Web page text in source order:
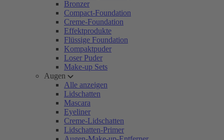
Bronzer
Compact-Foundation
Creme-Foundation
Effektprodukte
Flüssige Foundation
Kompaktpuder
Loser Puder
Make-up Sets
Augen
Alle anzeigen
Lidschatten
Mascara
Eyeliner
Creme-Lidschatten
Lidschatten-Primer